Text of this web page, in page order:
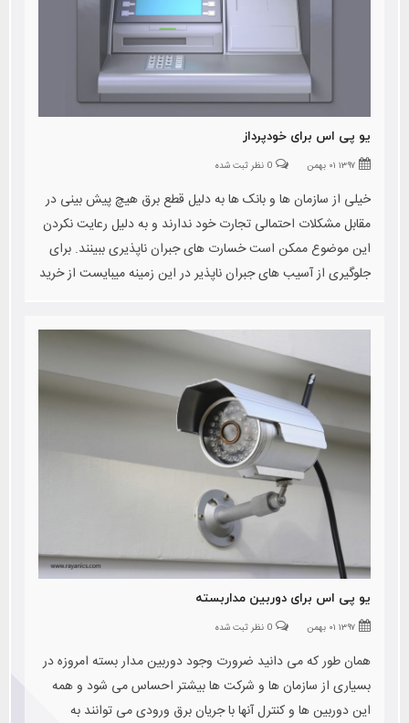
یو پی اس برای خودپرداز
۱۳۹۷ ۰۱ بهمن 0 نظر ثبت شده
خیلی از سازمان ها و بانک ها به دلیل قطع برق هیچ پیش بینی در
مقابل مشکلات احتمالی تجارت خود ندارند و به دلیل رعایت نکردن
این موضوع ممکن است خسارت های جبران ناپذیری ببینند. برای
جلوگیری از آسیب های جبران ناپذیر در این زمینه میبایست از خرید
یو پی اس برای دوربین مداربسته
۱۳۹۷ ۰۱ بهمن 0 نظر ثبت شده
همان طور که می دانید ضرورت وجود دوربین مدار بسته امروزه در
بسیاری از سازمان ها و شرکت ها بیشتر احساس می شود و همه
این دوربین ها و کنترل آنها با جریان برق ورودی می توانند به